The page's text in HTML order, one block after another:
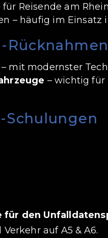
Reisende am
– häufig im Einsatz
Rücknahmen
– mit modernster
– wichtig für
Schulungen
für den
auf A5 & A6.